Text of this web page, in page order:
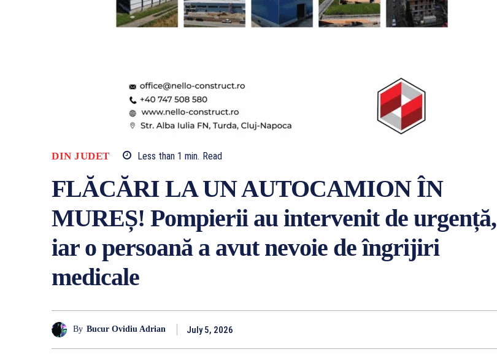
DIN JUDET Less than 1 min. Read
FLĂCĂRI LA UN AUTOCAMION ÎN
MUREȘ! Pompierii au intervenit de urgență,
iar o persoană a avut nevoie de îngrijiri
medicale
By Bucur Ovidiu Adrian July 5, 2026